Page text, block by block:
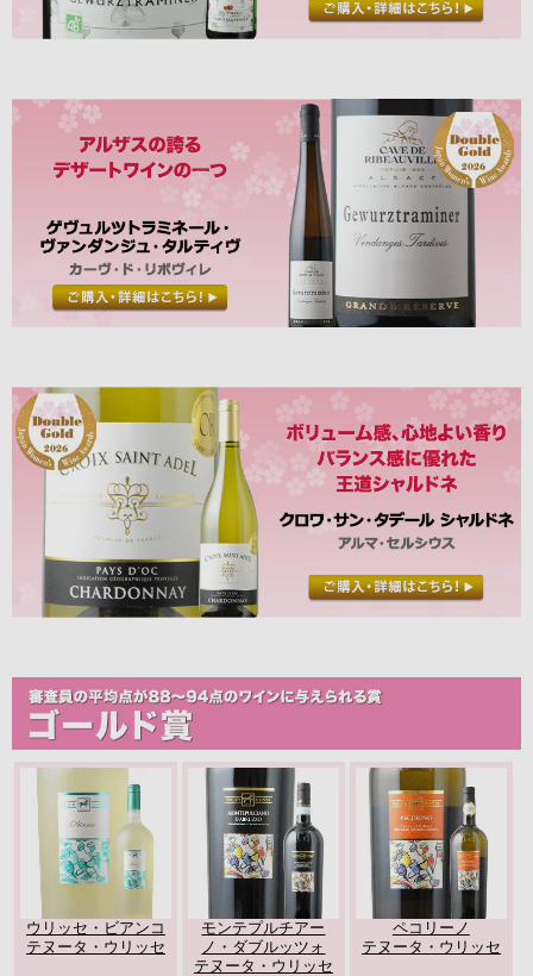
ウリッセ・ビアンコ
テヌータ・ウリッセ
モンテプルチアー
ノ・ダブルッツォ
テヌータ・ウリッセ
ペコリーノ
テヌータ・ウリッセ